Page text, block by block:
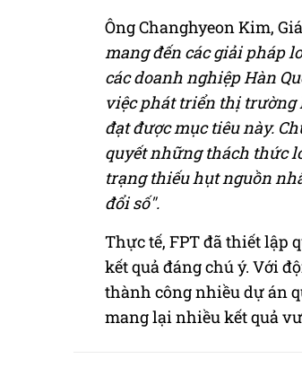
Ông Changhyeon Kim,
mang đến các giải pháp
các doanh nghiệp Hàn
việc phát triển thị trường
đạt được mục tiêu này.
quyết những thách thức
trạng thiếu hụt nguồn
đổi số".
Thực tế, FPT đã thiết lập
kết quả đáng chú ý. Với
thành công nhiều dự án
mang lại nhiều kết quả